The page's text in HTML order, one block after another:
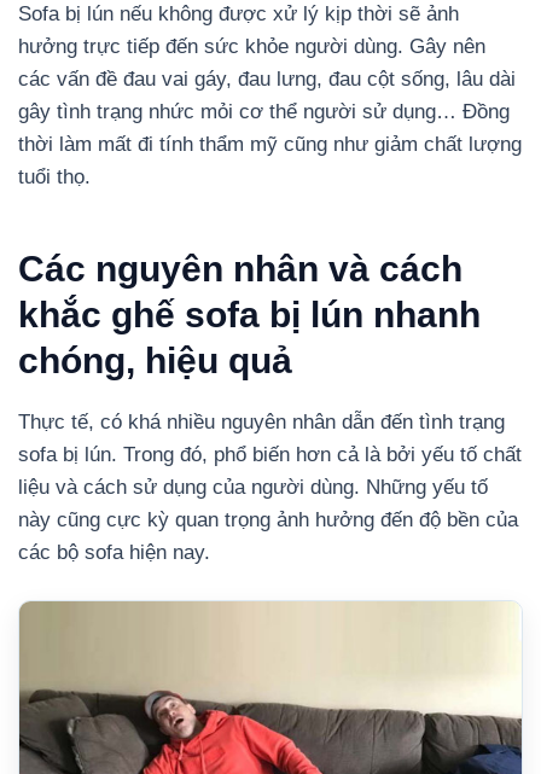
Sofa bị lún nếu không được xử lý kịp thời sẽ ảnh
hưởng trực tiếp đến sức khỏe người dùng. Gây nên
các vấn đề đau vai gáy, đau lưng, đau cột sống, lâu dài
gây tình trạng nhức mỏi cơ thể người sử dụng… Đồng
thời làm mất đi tính thẩm mỹ cũng như giảm chất lượng
tuổi thọ.
Các nguyên nhân và cách
khắc ghế sofa bị lún nhanh
chóng, hiệu quả
Thực tế, có khá nhiều nguyên nhân dẫn đến tình trạng
sofa bị lún. Trong đó, phổ biến hơn cả là bởi yếu tố chất
liệu và cách sử dụng của người dùng. Những yếu tố
này cũng cực kỳ quan trọng ảnh hưởng đến độ bền của
các bộ sofa hiện nay.